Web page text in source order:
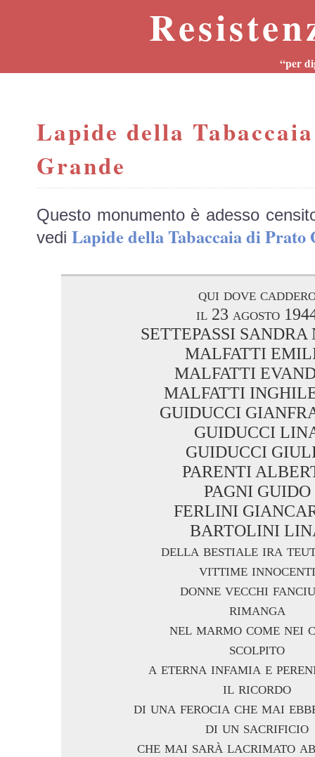
“per
Lapide della
Grande
Questo monumento è adesso
vedi Lapide della Tabaccaia di
qui dove
il 23 agosto
SETTEPASSI SANDRA
MALFATTI
MALFATTI
MALFATTI
GUIDUCCI
GUIDUCCI
GUIDUCCI
PARENTI
PAGNI GUIDO
FERLINI
BARTOLINI
della bestiale ira
vittime innocenti
donne vecchi
rimanga
nel marmo come nei
scolpito
a eterna infamia e
il ricordo
di una ferocia che mai
di un sacrificio
che mai sarà lacrimato